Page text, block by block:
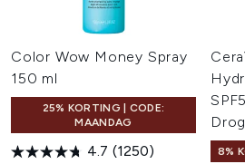
Color Wow Money Spray
150 ml
25% KORTING | CODE:
MAANDAG
4.7 (1250)
8%